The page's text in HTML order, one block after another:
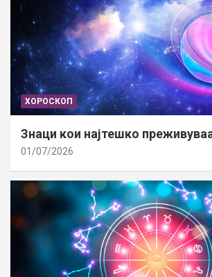
ХОРОСКОП
Знаци кои најтешко
01/07/2026